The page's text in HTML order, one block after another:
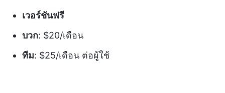
เวอร์ชันฟรี
บวก: $20/เดือน
ทีม: $25/เดือน ต่อผู้ใช้